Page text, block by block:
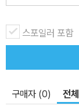
에 따르면, 1980년
출발했고, 현장 기
강했다. 1990년대
면서 다큐멘터리
도’를 취하게 되고,
성이 중요해진다.
화가 미술 등 다양
스포일러 포함
구매자 (0) 전